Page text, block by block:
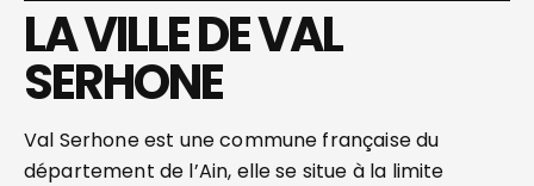
LA VILLE DE VAL
SERHONE
Val Serhone est une commune française du
département de l’Ain, elle se situe à la limite